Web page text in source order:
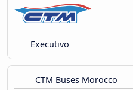
Executivo
CTM Buses Morocco